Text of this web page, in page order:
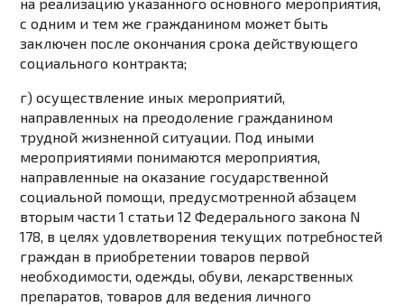
с одним и тем же гражданином может быть
заключен после окончания срока действующего
социального контракта;
г) осуществление иных мероприятий,
направленных на преодоление гражданином
трудной жизненной ситуации. Под иными
мероприятиями понимаются мероприятия,
направленные на оказание государственной
социальной помощи, предусмотреннойабзацем
вторым части 1 статьи 12 Федерального закона N
178, в целях удовлетворения текущих потребностей
граждан в приобретении товаров первой
необходимости, одежды, обуви, лекарственных
препаратов, товаров для ведения личного